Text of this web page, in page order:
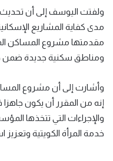
ولفتت اليوسف إلى أن
مدى كفاية المشاريع
مقدمتها مشروع المساكن
ومناطق سكنية جديدة ضمن
والإجراءات التي تتخذها
خدمة المرأة الكويتية وتعزيز